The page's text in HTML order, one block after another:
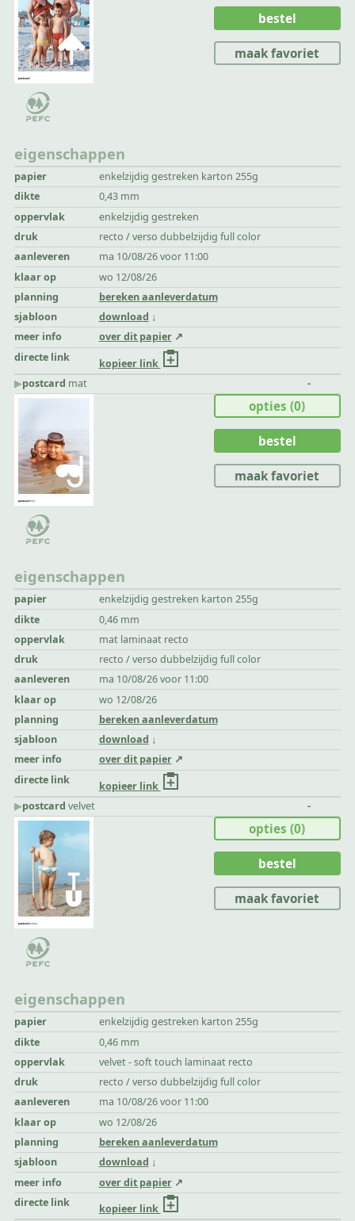
eigenschappen
papier
enkelzijdig gestreken karton 255g
dikte
0,43 mm
oppervlak
enkelzijdig gestreken
druk
recto / verso dubbelzijdig full color
aanleveren
ma 10/08/26 voor 11:00
klaar op
wo 12/08/26
planning
bereken aanleverdatum
sjabloon
download
meer info
over dit papier
directe link
kopieer link
bestel
maak favoriet
▶︎postcard mat -
eigenschappen
papier
enkelzijdig gestreken karton 255g
dikte
0,46 mm
oppervlak
mat laminaat recto
druk
recto / verso dubbelzijdig full color
aanleveren
ma 10/08/26 voor 11:00
klaar op
wo 12/08/26
planning
bereken aanleverdatum
sjabloon
download
meer info
over dit papier
directe link
kopieer link
opties(0)
bestel
maak favoriet
▶︎postcard velvet -
eigenschappen
papier
enkelzijdig gestreken karton 255g
dikte
0,46 mm
oppervlak
velvet - soft touch laminaat recto
druk
recto / verso dubbelzijdig full color
aanleveren
ma 10/08/26 voor 11:00
klaar op
wo 12/08/26
planning
bereken aanleverdatum
sjabloon
download
meer info
over dit papier
directe link
kopieer link
opties(0)
bestel
maak favoriet